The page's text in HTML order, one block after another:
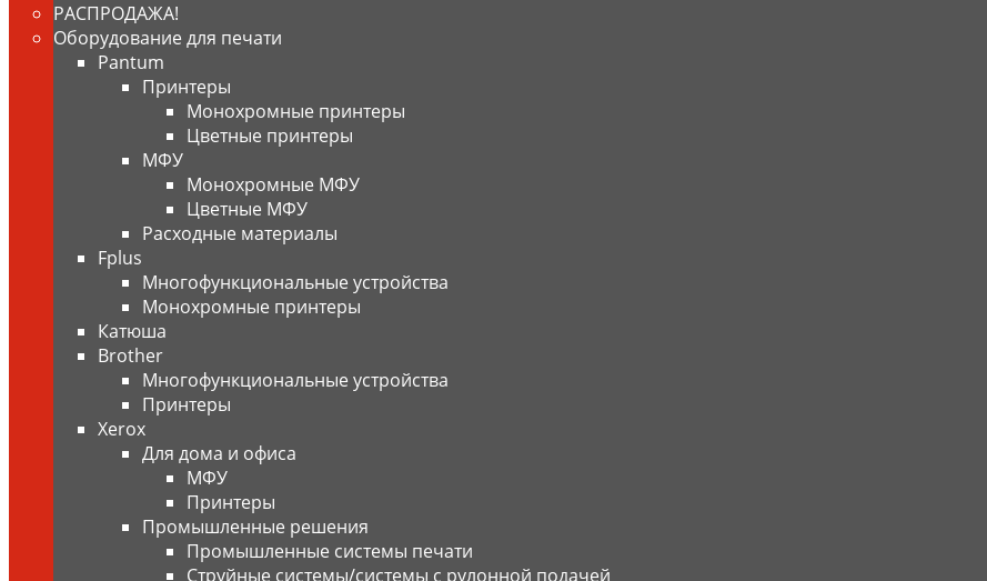
РАСПРОДАЖА!
Оборудование для печати
Pantum
Принтеры
Монохромные принтеры
Цветные принтеры
МФУ
Монохромные МФУ
Цветные МФУ
Расходные материалы
Fplus
Многофункциональные устройства
Монохромные принтеры
Катюша
Brother
Многофункциональные устройства
Принтеры
Xerox
Для дома и офиса
МФУ
Принтеры
Промышленные решения
Промышленные системы печати
Струйные системы/системы с рулонной подачей